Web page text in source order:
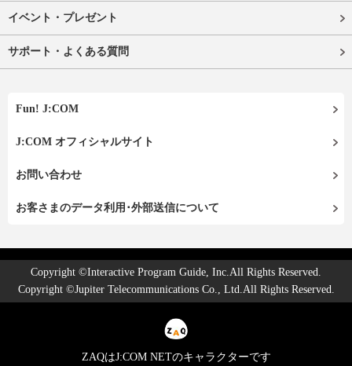
イベント・プレゼント
サポート・よくある質問
Fun! J:COM
J:COM オフィシャルサイト
お問い合わせ
お客さまのデータ利用･外部送信について
Copyright ©Interactive Program Guide, Inc.All Rights Reserved.
Copyright ©Jupiter Telecommunications Co., Ltd.All Rights Reserved.
ZAQはJ:COM NETのキャラクターです